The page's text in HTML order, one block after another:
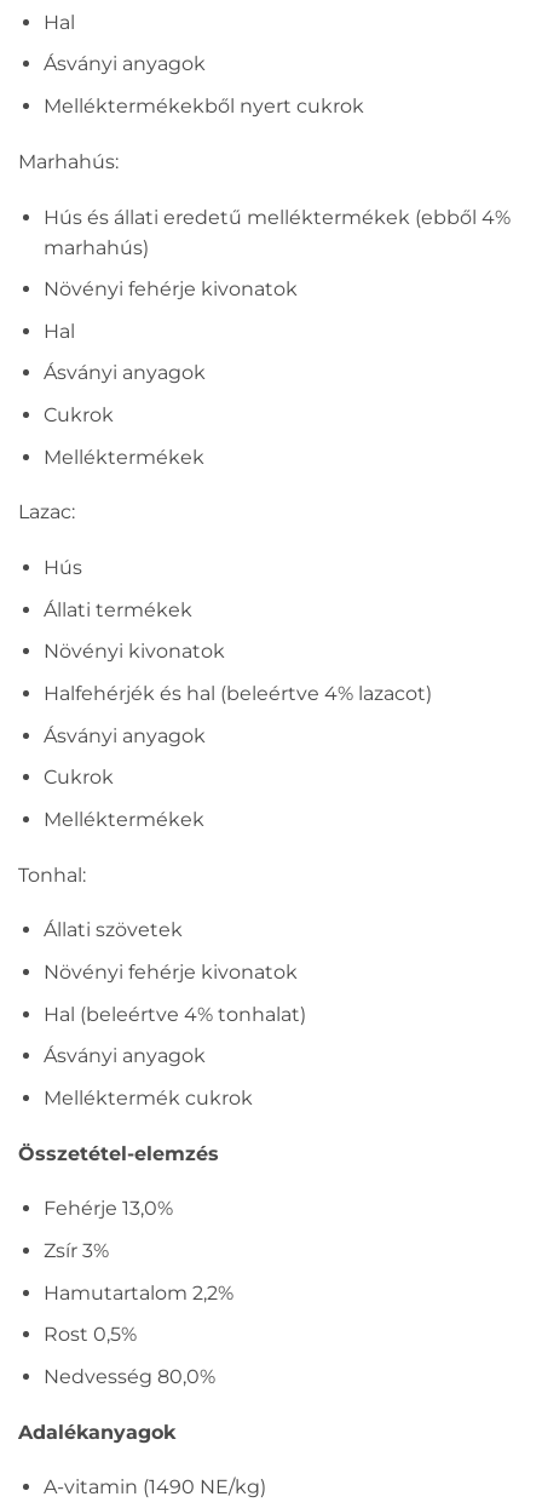
Hal
Ásványi anyagok
Melléktermékekből nyert cukrok
Marhahús:
Hús és állati eredetű melléktermékek (ebből 4%
marhahús)
Növényi fehérje kivonatok
Hal
Ásványi anyagok
Cukrok
Melléktermékek
Lazac:
Hús
Állati termékek
Növényi kivonatok
Halfehérjék és hal (beleértve 4% lazacot)
Ásványi anyagok
Cukrok
Melléktermékek
Tonhal:
Állati szövetek
Növényi fehérje kivonatok
Hal (beleértve 4% tonhalat)
Ásványi anyagok
Melléktermék cukrok
Összetétel-elemzés
Fehérje 13,0%
Zsír 3%
Hamutartalom 2,2%
Rost 0,5%
Nedvesség 80,0%
Adalékanyagok
A-vitamin (1490 NE/kg)